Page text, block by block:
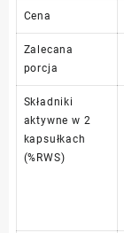
Cena
Zalecana
porcja
Składniki
aktywne w 2
kapsułkach
(%RWS)